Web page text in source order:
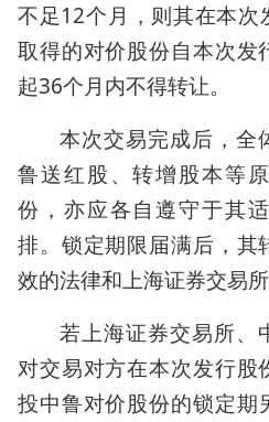
不足12个月，则其在本
取得的对价股份自本次发
起36个月内不得转让。
本次交易完成后，全
鲁送红股、转增股本等
份，亦应各自遵守于其
排。锁定期限届满后，其
效的法律和上海证券交易所
若上海证券交易所、
对交易对方在本次发行股
投中鲁对价股份的锁定期